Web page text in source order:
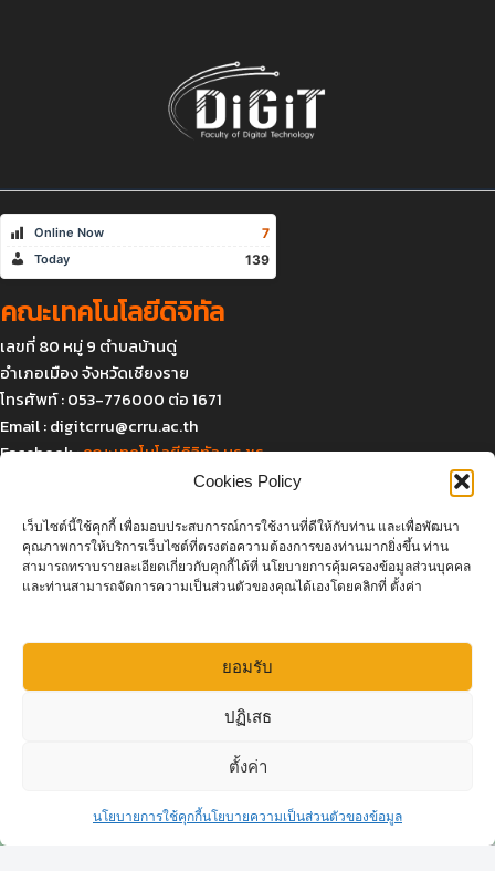
Cookies Policy
เว็บไซต์นี้ใช้คุกกี้ เพื่อมอบประสบการณ์การใช้งานที่ดีให้กับท่าน และเพื่อพัฒนา
คุณภาพการให้บริการเว็บไซต์ที่ตรงต่อความต้องการของท่านมากยิ่งขึ้น ท่าน
สามารถทราบรายละเอียดเกี่ยวกับคุกกี้ได้ที่ นโยบายการคุ้มครองข้อมูลส่วนบุคคล
และท่านสามารถจัดการความเป็นส่วนตัวของคุณได้เองโดยคลิกที่ ตั้งค่า
ยอมรับ
ปฏิเสธ
ตั้งค่า
นโยบายการใช้คุกกี้นโยบายความเป็นส่วนตัวของข้อมูล
Online Now 7
Today 139
คณะเทคโนโลยีดิจิทัล
เลขที่ 80 หมู่ 9 ตำบลบ้านดู่
อำเภอเมือง จังหวัดเชียงราย
โทรศัพท์ : 053-776000 ต่อ 1671
Email :digitcrru@crru.ac.th
Facebook :คณะเทคโนโลยีดิจิทัล มร.ชร.
แผนที่และการเดินทาง
Click to accept marketing cookies and